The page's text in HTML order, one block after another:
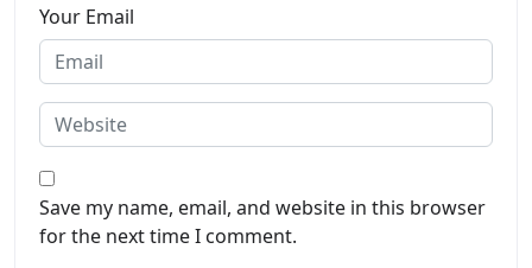
Your Email
Save my name, email, and website in this browser
for the next time I comment.